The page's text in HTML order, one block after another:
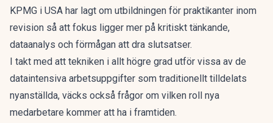
KPMG i USA har lagt om utbildningen för praktikanter inom
revision så att fokus ligger mer på kritiskt tänkande,
dataanalys och förmågan att dra slutsatser.
I takt med att tekniken i allt högre grad utför vissa av de
dataintensiva arbetsuppgifter som traditionellt tilldelats
nyanställda, väcks också frågor om vilken roll nya
medarbetare kommer att ha i framtiden.